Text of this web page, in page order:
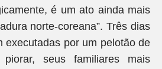
é um ato ainda mais
norte-coreana”. Três dias
executadas por um pelotão de
piorar, seus familiares mais